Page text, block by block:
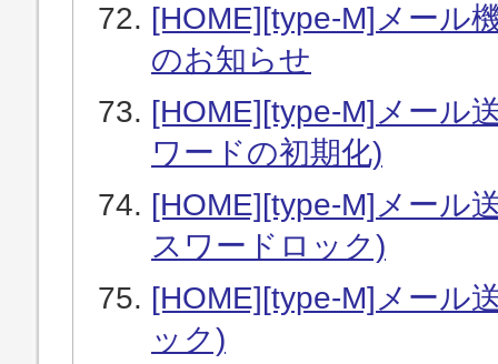
[HOME][type-M]メール
のお知らせ
[HOME][type-M]メール
ワードの初期化)
[HOME][type-M]メール
スワードロック)
[HOME][type-M]メール
ック)